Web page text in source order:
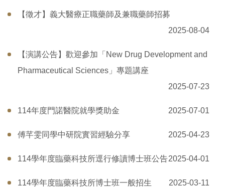
【徵才】義大醫療正職藥師及兼職藥師招募
2025-08-04
【演講公告】歡迎參加「New Drug Development and
Pharmaceutical Sciences」專題講座
2025-07-23
114年度門諾醫院就學獎助金 2025-07-01
傅芊雯同學中研院實習經驗分享 2025-04-23
114學年度臨藥科技所逕行修讀博士班公告2025-04-01
114學年度臨藥科技所博士班一般招生 2025-03-11